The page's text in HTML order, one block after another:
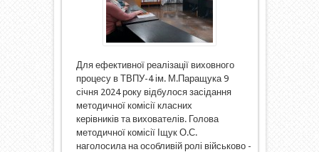
Для ефективної реалізації виховного
процесу в ТВПУ-4 ім. М.Паращука 9
січня 2024 року відбулося засідання
методичної комісії класних
керівників та вихователів. Голова
методичної комісії Іщук О.С.
наголосила на особливій ролі військово -